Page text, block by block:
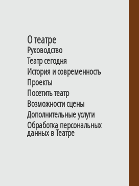
О театре
Руководство
Театр сегодня
История и современность
Проекты
Посетить театр
Возможности сцены
Дополнительные услуги
Обработка персональных
данных в Театре